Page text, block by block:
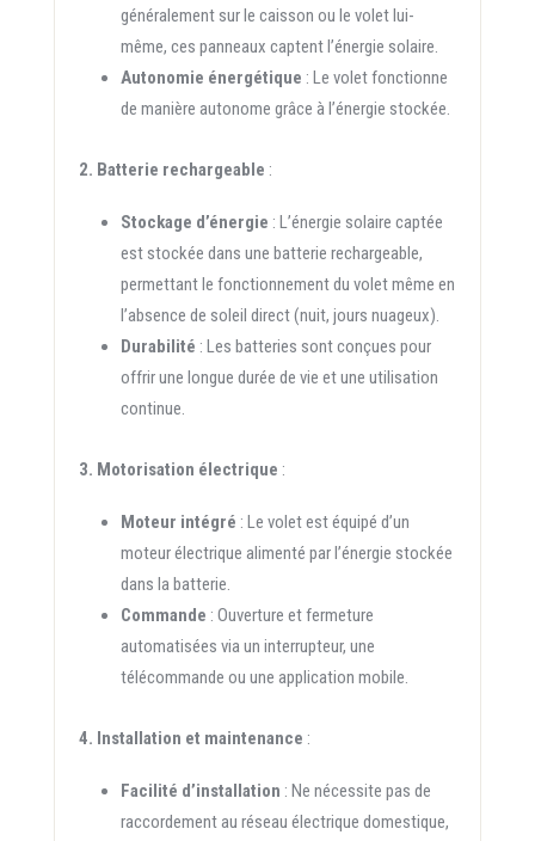
généralement sur le caisson ou le volet lui-
même, ces panneaux captent l’énergie solaire.
Autonomie énergétique : Le volet fonctionne
de manière autonome grâce à l’énergie stockée.
2. Batterie rechargeable :
Stockage d’énergie : L’énergie solaire captée
est stockée dans une batterie rechargeable,
permettant le fonctionnement du volet même en
l’absence de soleil direct (nuit, jours nuageux).
Durabilité : Les batteries sont conçues pour
offrir une longue durée de vie et une utilisation
continue.
3. Motorisation électrique :
Moteur intégré : Le volet est équipé d’un
moteur électrique alimenté par l’énergie stockée
dans la batterie.
Commande : Ouverture et fermeture
automatisées via un interrupteur, une
télécommande ou une application mobile.
4. Installation et maintenance :
Facilité d’installation : Ne nécessite pas de
raccordement au réseau électrique domestique,